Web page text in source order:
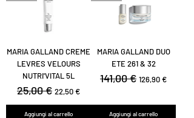
MARIA GALLAND CREME
LEVRES VELOURS
NUTRI'VITAL 5L
Prezzo regolare
25,00 € Prezzo scontato
22,50 €
Aggiungi al carrello
MARIA GALLAND DUO
ETE 261 & 32
Prezzo regolare
141,00 € Prezzo scontato
126,90 €
Aggiungi al carrello